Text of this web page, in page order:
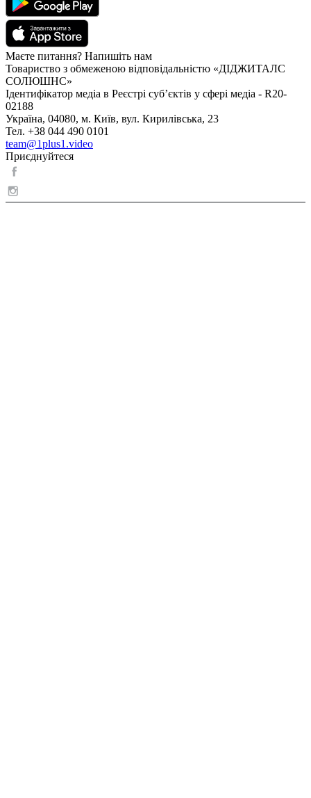
Маєте питання? Напишіть нам
Товариство з обмеженою відповідальністю «ДІДЖИТАЛС
СОЛЮШНС»
Ідентифікатор медіа в Реєстрі суб’єктів у сфері медіа - R20-
02188
Україна, 04080, м. Київ, вул. Кирилівська, 23
Тел. +38 044 490 0101
team@1plus1.video
Приєднуйтеся